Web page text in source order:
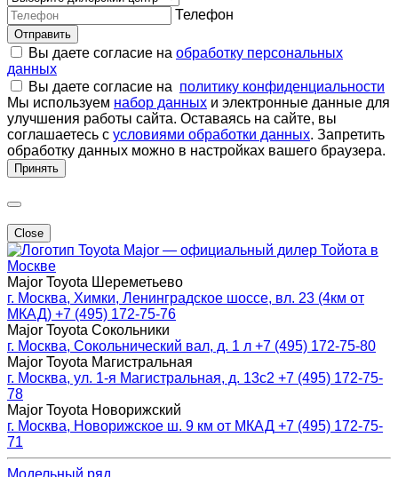
Телефон
Отправить
Вы даете согласие на обработку персональных
данных
Вы даете согласие на политику конфиденциальности
Мы используем набор данных и электронные данные для
улучшения работы сайта. Оставаясь на сайте, вы
соглашаетесь с условиями обработки данных. Запретить
обработку данных можно в настройках вашего браузера.
Принять
Close
Major — официальный дилер Тойота в
Москве
Major Toyota Шереметьево
г. Москва, Химки, Ленинградское шоссе, вл. 23 (4км от
МКАД) +7 (495) 172-75-76
Major Toyota Сокольники
г. Москва, Сокольнический вал, д. 1 л +7 (495) 172-75-80
Major Toyota Магистральная
г. Москва, ул. 1-я Магистральная, д. 13с2 +7 (495) 172-75-
78
Major Toyota Новорижский
г. Москва, Новорижское ш. 9 км от МКАД +7 (495) 172-75-
71
Модельный ряд